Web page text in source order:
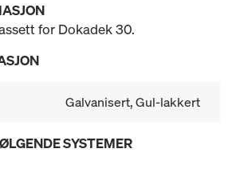
for Dokadek 30.
Galvanisert, Gul-lakkert
SYSTEMER